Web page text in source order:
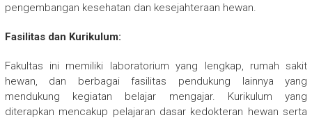
pengembangan kesehatan dan kesejahteraan hewan.
Fasilitas dan Kurikulum:
Fakultas ini memiliki laboratorium yang lengkap, rumah sakit
hewan, dan berbagai fasilitas pendukung lainnya yang
mendukung kegiatan belajar mengajar. Kurikulum yang
diterapkan mencakup pelajaran dasar kedokteran hewan serta